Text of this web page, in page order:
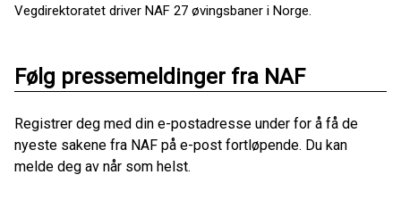
Vegdirektoratet driver NAF 27 øvingsbaner i Norge.
Følg pressemeldinger fra NAF
Registrer deg med din e-postadresse under for å få de
nyeste sakene fra NAF på e-post fortløpende. Du kan
melde deg av når som helst.